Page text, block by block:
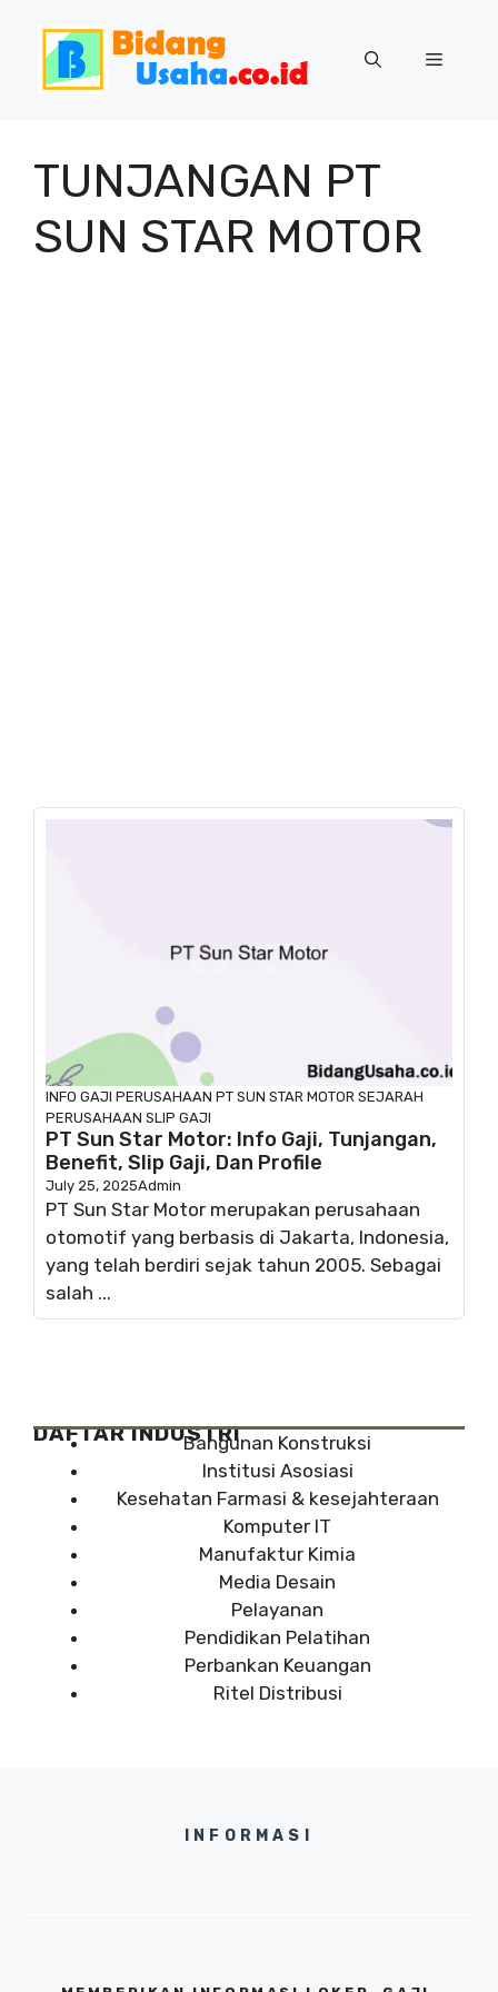
Menu
TUNJANGAN PT
SUN STAR MOTOR
INFO GAJI PERUSAHAAN PT SUN STAR MOTOR SEJARAH
PERUSAHAAN SLIP GAJI
PT Sun Star Motor: Info Gaji, Tunjangan,
Benefit, Slip Gaji, Dan Profile
July 25, 2025Admin
PT Sun Star Motor merupakan perusahaan
otomotif yang berbasis di Jakarta, Indonesia,
yang telah berdiri sejak tahun 2005. Sebagai
salah ...
DAFTAR INDUSTRIBangunan Konstruksi
Institusi Asosiasi
Kesehatan Farmasi & kesejahteraan
Komputer IT
Manufaktur Kimia
Media Desain
Pelayanan
Pendidikan Pelatihan
Perbankan Keuangan
Ritel Distribusi
INFORMASI